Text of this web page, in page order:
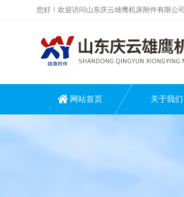
您好！欢迎访问山东庆云雄鹰机床附件有限公
网站首页 关于我们